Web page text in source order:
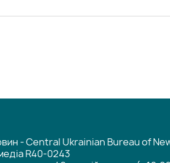
- Central Ukrainian Bureau of
R40-0243